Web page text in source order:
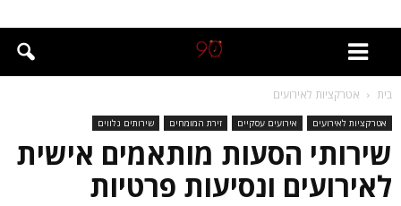
בית אטרקציות לאירועים
אטרקציות לאירועים אירועים עסקיים זירת המומחים שירותים נלווים
שירותי הסעות מותאמים אישית
לאירועים ונסיעות פרטיות